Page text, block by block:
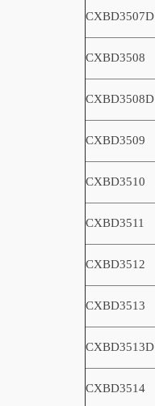
CXBD3507D
CXBD3508
CXBD3508D
CXBD3509
CXBD3510
CXBD3511
CXBD3512
CXBD3513
CXBD3513D
CXBD3514